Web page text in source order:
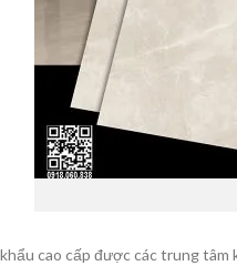
cao cấp được các trung